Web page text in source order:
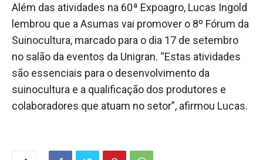
Além das atividades na 60ª Expoagro, Lucas Ingold
lembrou que a Asumas vai promover o 8º Fórum da
Suinocultura, marcado para o dia 17 de setembro
no salão da eventos da Unigran. “Estas atividades
são essenciais para o desenvolvimento da
suinocultura e a qualificação dos produtores e
colaboradores que atuam no setor”, afirmou Lucas.